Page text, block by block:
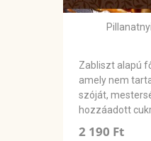
Zabliszt alapú
amely nem
szóját,
hozzáadott
2 190 Ft